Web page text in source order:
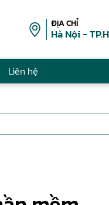
ĐỊA CHỈ
Hà Nội -
Liên hệ